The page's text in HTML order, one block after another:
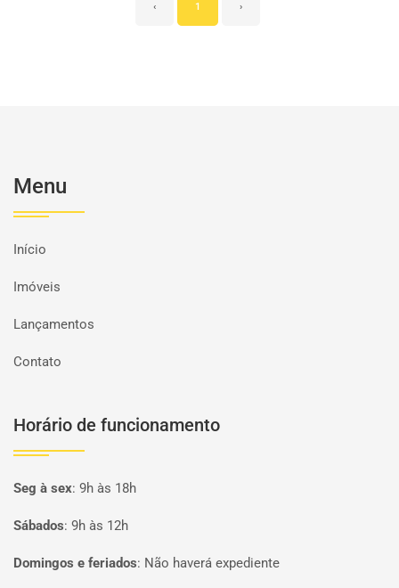
‹ 1 ›
Menu
Início
Imóveis
Lançamentos
Contato
Horário de funcionamento
Seg à sex: 9h às 18h
Sábados: 9h às 12h
Domingos e feriados: Não haverá expediente